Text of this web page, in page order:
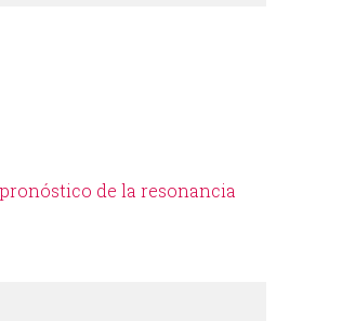
e
de la resonancia